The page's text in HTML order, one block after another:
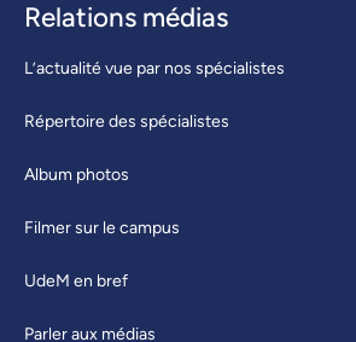
Relations médias
L’actualité vue par nos spécialistes
Répertoire des spécialistes
Album photos
Filmer sur le campus
UdeM en bref
Parler aux médias